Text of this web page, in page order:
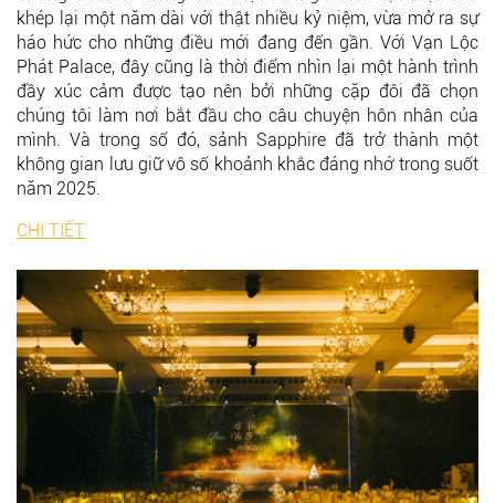
khép lại một năm dài với thật nhiều kỷ niệm, vừa mở ra sự
háo hức cho những điều mới đang đến gần. Với Vạn Lộc
Phát Palace, đây cũng là thời điểm nhìn lại một hành trình
đầy xúc cảm được tạo nên bởi những cặp đôi đã chọn
chúng tôi làm nơi bắt đầu cho câu chuyện hôn nhân của
mình. Và trong số đó, sảnh Sapphire đã trở thành một
không gian lưu giữ vô số khoảnh khắc đáng nhớ trong suốt
năm 2025.
CHI TIẾT